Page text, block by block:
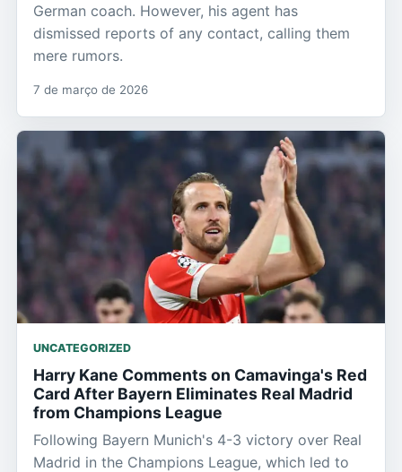
German coach. However, his agent has
dismissed reports of any contact, calling them
mere rumors.
7 de março de 2026
UNCATEGORIZED
Harry Kane Comments on Camavinga's Red
Card After Bayern Eliminates Real Madrid
from Champions League
Following Bayern Munich's 4-3 victory over Real
Madrid in the Champions League, which led to